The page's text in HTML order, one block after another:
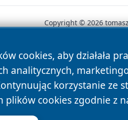
cookies, aby działała
analitycznych,
korzystanie ze
plików cookies zgodnie z
Copyright © 2026
News Autorzy